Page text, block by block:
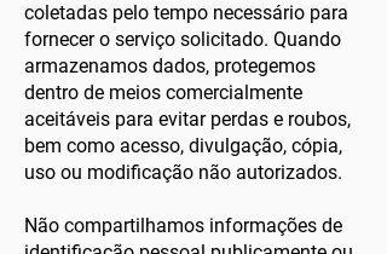
coletadas pelo tempo necessário para
fornecer o serviço solicitado. Quando
armazenamos dados, protegemos
dentro de meios comercialmente
aceitáveis ​​para evitar perdas e roubos,
bem como acesso, divulgação, cópia,
uso ou modificação não autorizados.
Não compartilhamos informações de